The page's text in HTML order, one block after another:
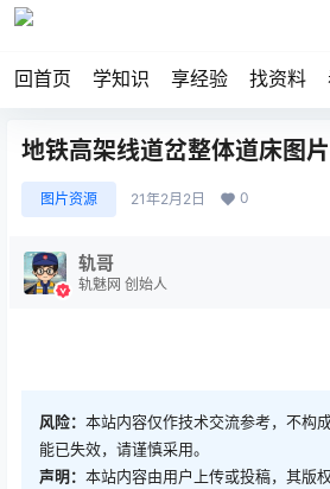
回首页 学知识 享经验 找资料
地铁高架线道岔整体道床图片
图片资源 21年2月2日 0
轨哥
轨魅网 创始人
风险： 本站内容仅作技术交流参考，不构
能已失效，请谨慎采用。
声明： 本站内容由用户上传或投稿，其版